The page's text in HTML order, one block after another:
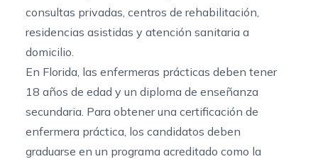
consultas privadas, centros de rehabilitación,
residencias asistidas y atención sanitaria a
domicilio.
En Florida, las enfermeras prácticas deben tener
18 años de edad y un diploma de enseñanza
secundaria. Para obtener una certificación de
enfermera práctica, los candidatos deben
graduarse en un programa acreditado como la